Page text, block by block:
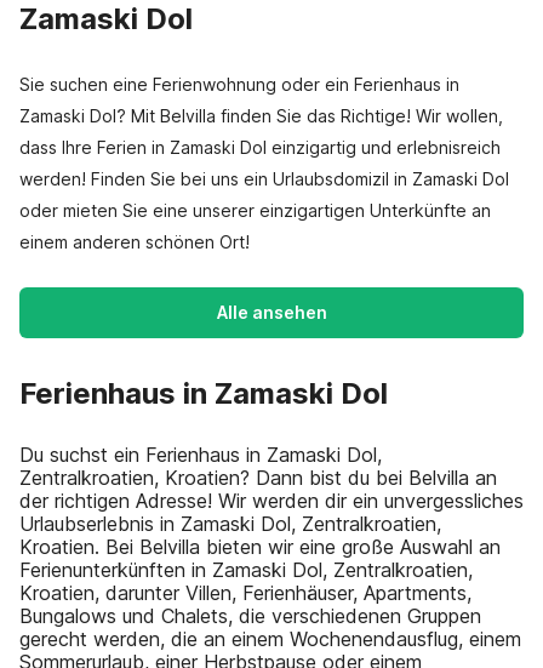
Zamaski Dol
Sie suchen eine Ferienwohnung oder ein Ferienhaus in
Zamaski Dol? Mit Belvilla finden Sie das Richtige! Wir wollen,
dass Ihre Ferien in Zamaski Dol einzigartig und erlebnisreich
werden! Finden Sie bei uns ein Urlaubsdomizil in Zamaski Dol
oder mieten Sie eine unserer einzigartigen Unterkünfte an
einem anderen schönen Ort!
Alle ansehen
Ferienhaus in Zamaski Dol
Du suchst ein Ferienhaus in Zamaski Dol,
Zentralkroatien, Kroatien? Dann bist du bei Belvilla an
der richtigen Adresse! Wir werden dir ein unvergessliches
Urlaubserlebnis in Zamaski Dol, Zentralkroatien,
Kroatien. Bei Belvilla bieten wir eine große Auswahl an
Ferienunterkünften in Zamaski Dol, Zentralkroatien,
Kroatien, darunter Villen, Ferienhäuser, Apartments,
Bungalows und Chalets, die verschiedenen Gruppen
gerecht werden, die an einem Wochenendausflug, einem
Sommerurlaub, einer Herbstpause oder einem